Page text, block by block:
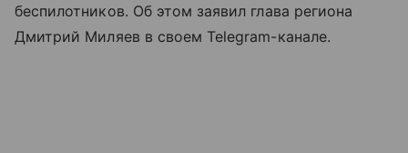
беспилотников. Об этом заявил глава региона
Дмитрий Миляев в своем Telegram-канале.